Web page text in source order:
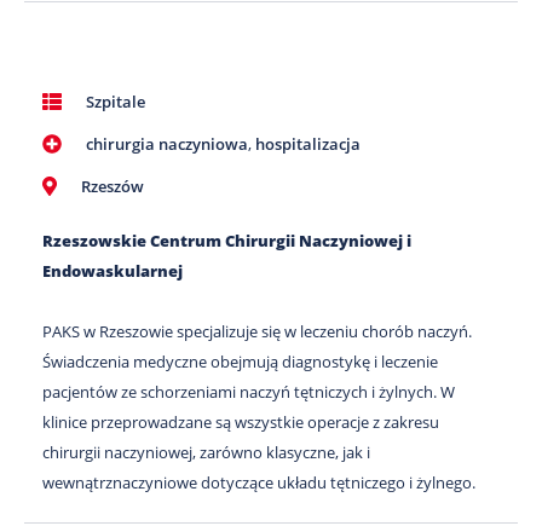
Szpitale
chirurgia naczyniowa, hospitalizacja
Rzeszów
Rzeszowskie Centrum Chirurgii Naczyniowej i
Endowaskularnej
PAKS w Rzeszowie specjalizuje się w leczeniu chorób naczyń.
Świadczenia medyczne obejmują diagnostykę i leczenie
pacjentów ze schorzeniami naczyń tętniczych i żylnych. W
klinice przeprowadzane są wszystkie operacje z zakresu
chirurgii naczyniowej, zarówno klasyczne, jak i
wewnątrznaczyniowe dotyczące układu tętniczego i żylnego.